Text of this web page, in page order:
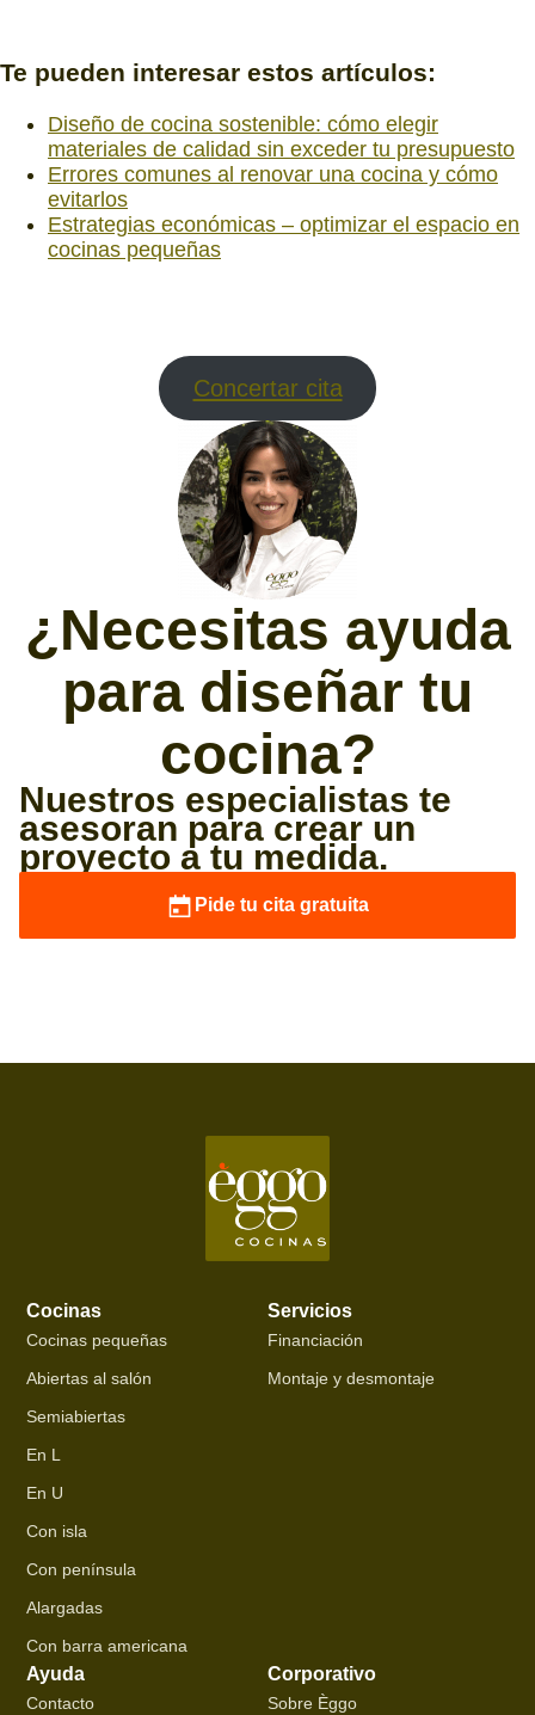
Te pueden interesar estos artículos:
Diseño de cocina sostenible: cómo elegir
materiales de calidad sin exceder tu presupuesto
Errores comunes al renovar una cocina y cómo
evitarlos
Estrategias económicas – optimizar el espacio en
cocinas pequeñas
Concertar cita
¿Necesitas ayuda
para diseñar tu
cocina?
Nuestros especialistas te
asesoran para crear un
proyecto a tu medida.
Pide tu cita gratuita
Cocinas
Cocinas pequeñas
Abiertas al salón
Semiabiertas
En L
En U
Con isla
Con península
Alargadas
Con barra americana
Servicios
Financiación
Montaje y desmontaje
Ayuda
Contacto
Corporativo
Sobre Èggo